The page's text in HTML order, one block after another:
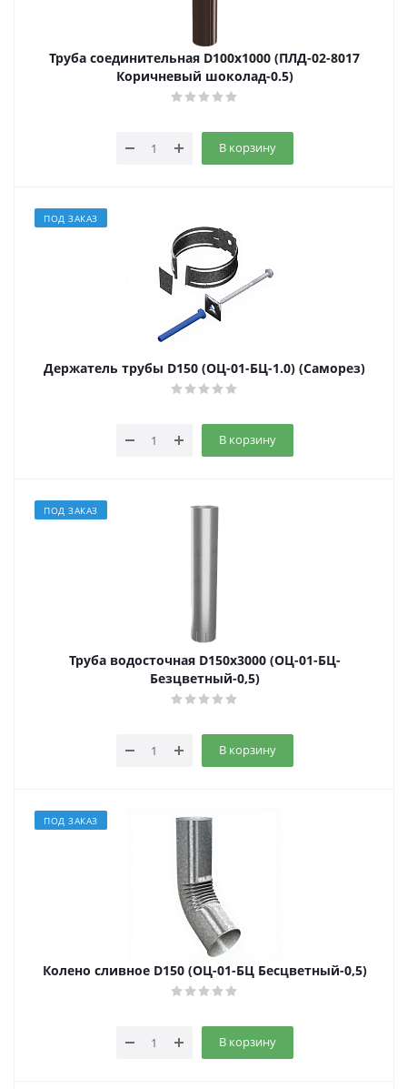
Труба соединительная D100х1000 (ПЛД-02-8017
Коричневый шоколад-0.5)
В корзину
ПОД ЗАКАЗ
Держатель трубы D150 (ОЦ-01-БЦ-1.0) (Саморез)
В корзину
ПОД ЗАКАЗ
Труба водосточная D150x3000 (ОЦ-01-БЦ-
Безцветный-0,5)
В корзину
ПОД ЗАКАЗ
Колено сливное D150 (ОЦ-01-БЦ Бесцветный-0,5)
В корзину